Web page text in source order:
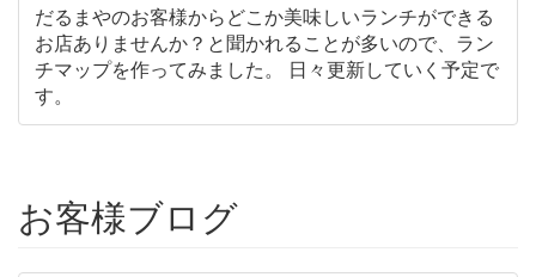
だるまやのお客様からどこか美味しいランチができる
お店ありませんか？と聞かれることが多いので、ラン
チマップを作ってみました。 日々更新していく予定で
す。
お客様ブログ